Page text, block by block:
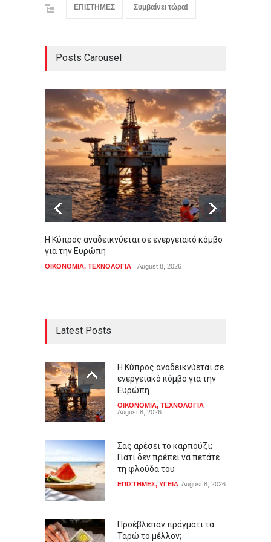
ΕΠΙΣΤΗΜΕΣ Συμβαίνει τώρα!
Posts Carousel
Η Κύπρος αναδεικνύεται σε ενεργειακό κόμβο
για την Ευρώπη
ΟΙΚΟΝΟΜΙΑ, ΤΕΧΝΟΛΟΓΙΑ August 8, 2026
Latest Posts
Η Κύπρος αναδεικνύεται σε
ενεργειακό κόμβο για την
Ευρώπη
ΟΙΚΟΝΟΜΙΑ, ΤΕΧΝΟΛΟΓΙΑ
August 8, 2026
Σας αρέσει το καρπούζι;
Γιατί δεν πρέπει να πετάτε
τη φλούδα του
ΕΠΙΣΤΗΜΕΣ, ΥΓΕΙΑ August 8, 2026
Προέβλεπαν πράγματι τα
Ταρώ το μέλλον;